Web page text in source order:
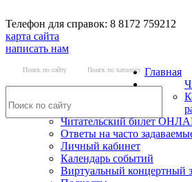
Телефон для справок: 8 8172 759212
карта сайта
написать нам
Поиск по сайту Поиск по каталогу Главная
Читательский билет
Ответы на часто
Личный кабинет
Календарь событий
Виртуальный концертный